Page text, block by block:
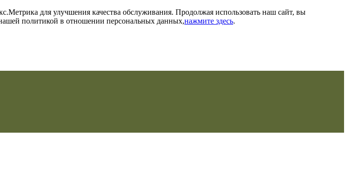
для улучшения качества обслуживания. Продолжая использовать наш сайт, вы
политикой в отношении персональных данных,нажмите здесь.